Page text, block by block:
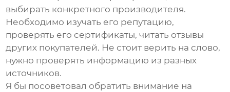
выбирать конкретного производителя.
Необходимо изучать его репутацию,
проверять его сертификаты, читать отзывы
других покупателей. Не стоит верить на слово,
нужно проверять информацию из разных
источников.
Я бы посоветовал обратить внимание на